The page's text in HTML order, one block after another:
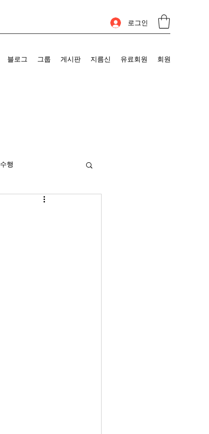
로그인
블로그 그룹 게시판 지름신 유료회원 회원
수행